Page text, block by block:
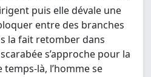
puis elle dévale une
entre des branches
la fait retomber dans
s’approche pour la
là, l’homme se